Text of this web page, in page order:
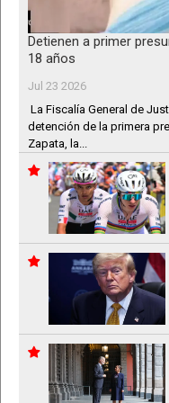
Detienen a primer
18 años
Jul 23 2026
La Fiscalía General de
detención de la primera
Zapata, la...